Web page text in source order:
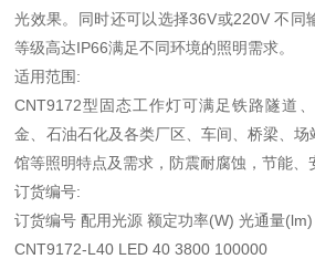
光效果。同时还可以选择36V或220V 不同
等级高达IP66满足不同环境的照明需求。
适用范围:
CNT9172型固态工作灯可满足铁路隧道
金、石油石化及各类厂区、车间、桥梁、
馆等照明特点及需求，防震耐腐蚀，节能、
订货编号:
订货编号 配用光源 额定功率(W) 光通量
CNT9172-L40 LED 40 3800 100000